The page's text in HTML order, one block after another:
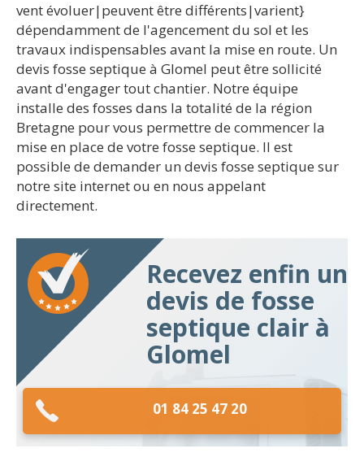
vent évoluer|peuvent être différents|varient}
dépendamment de l'agencement du sol et les
travaux indispensables avant la mise en route. Un
devis fosse septique à Glomel peut être sollicité
avant d'engager tout chantier. Notre équipe
installe des fosses dans la totalité de la région
Bretagne pour vous permettre de commencer la
mise en place de votre fosse septique. Il est
possible de demander un devis fosse septique sur
notre site internet ou en nous appelant
directement.
Recevez enfin un
devis de fosse
septique clair à
Glomel
01 84 25 47 20